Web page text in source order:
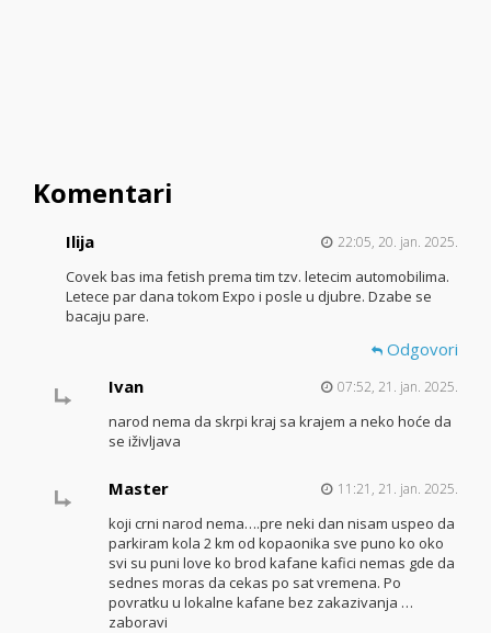
Komentari
Ilija 22:05, 20. jan. 2025.
Covek bas ima fetish prema tim tzv. letecim automobilima.
Letece par dana tokom Expo i posle u djubre. Dzabe se
bacaju pare.
Odgovori
Ivan
07:52, 21. jan. 2025.
narod nema da skrpi kraj sa krajem a neko hoće da
se iživljava
Master 11:21, 21. jan. 2025.
koji crni narod nema….pre neki dan nisam uspeo da
parkiram kola 2 km od kopaonika sve puno ko oko
svi su puni love ko brod kafane kafici nemas gde da
sednes moras da cekas po sat vremena. Po
povratku u lokalne kafane bez zakazivanja …
zaboravi